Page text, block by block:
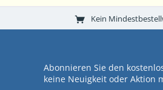
Kein
Abonnieren Sie den
keine Neuigkeit oder Aktion